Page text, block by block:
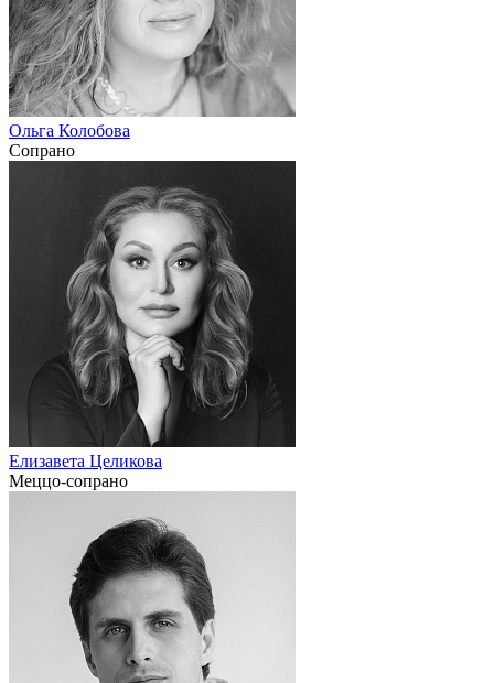
Ольга Колобова
Сопрано
Елизавета Целикова
Меццо-сопрано